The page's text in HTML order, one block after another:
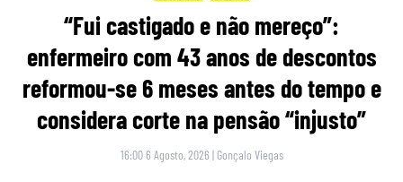
“Fui castigado e não mereço”:
enfermeiro com 43 anos de descontos
reformou-se 6 meses antes do tempo e
considera corte na pensão “injusto”
16:00 6 Agosto, 2026 | Gonçalo Viegas